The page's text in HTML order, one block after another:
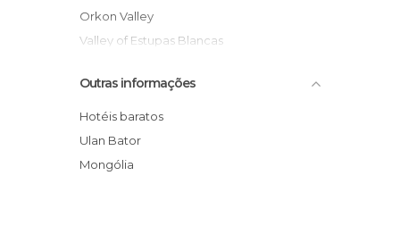
Orkon Valley
Valley of Estupas Blancas
State Department Store of Mongolia
Dalanjanzang
National Museum Of Mongolia
Embassy of France in Mongolia
Outras informações
Hotéis baratos
Ulan Bator
Mongólia